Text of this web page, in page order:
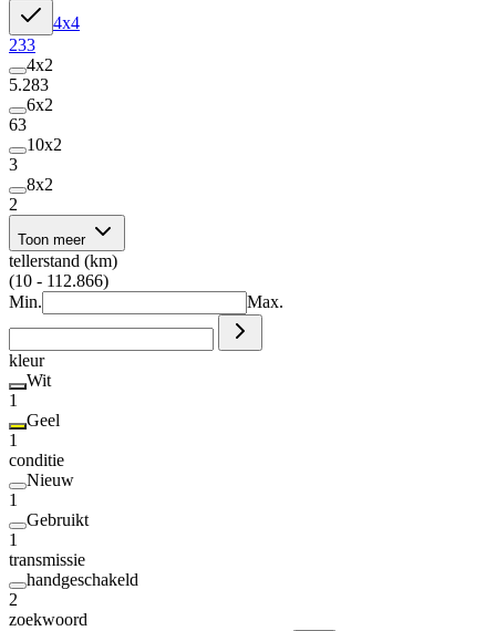
4x4
233
4x2
5.283
6x2
63
10x2
3
8x2
2
Toon meer
tellerstand (km)
(10 - 112.866)
Min.
Max.
kleur
Wit
1
Geel
1
conditie
Nieuw
1
Gebruikt
1
transmissie
handgeschakeld
2
zoekwoord